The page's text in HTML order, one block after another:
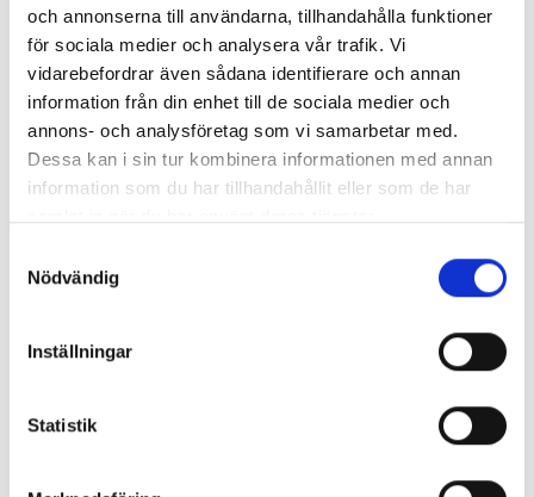
och annonserna till användarna, tillhandahålla funktioner
för sociala medier och analysera vår trafik. Vi
vidarebefordrar även sådana identifierare och annan
information från din enhet till de sociala medier och
annons- och analysföretag som vi samarbetar med.
Dessa kan i sin tur kombinera informationen med annan
information som du har tillhandahållit eller som de har
Nödvändig
Inställningar
Statistik
Information in another language
We have also people who can help you with
information in another language beyond the four
presented above. These are:
Bosnian
Croatian
Farsi/Persian
French
Russian